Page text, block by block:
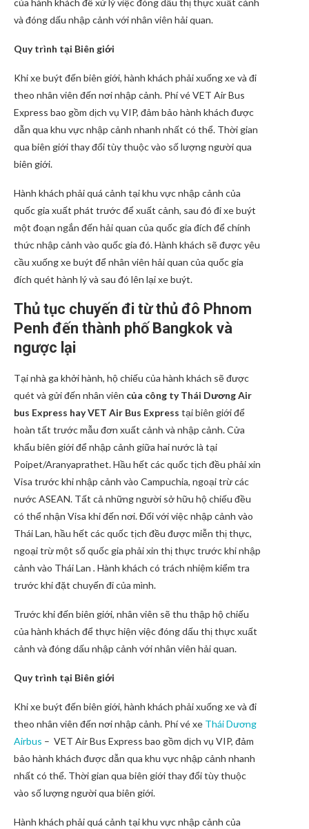
của hành khách để xử lý việc đóng dấu thị thực xuất cảnh
và đóng dấu nhập cảnh với nhân viên hải quan.
Quy trình tại Biên giới
Khi xe buýt đến biên giới, hành khách phải xuống xe và đi
theo nhân viên đến nơi nhập cảnh. Phí vé VET Air Bus
Express bao gồm dịch vụ VIP, đảm bảo hành khách được
dẫn qua khu vực nhập cảnh nhanh nhất có thể. Thời gian
qua biên giới thay đổi tùy thuộc vào số lượng người qua
biên giới.
Hành khách phải quá cảnh tại khu vực nhập cảnh của
quốc gia xuất phát trước để xuất cảnh, sau đó đi xe buýt
một đoạn ngắn đến hải quan của quốc gia đích để chính
thức nhập cảnh vào quốc gia đó. Hành khách sẽ được yêu
cầu xuống xe buýt để nhân viên hải quan của quốc gia
đích quét hành lý và sau đó lên lại xe buýt.
Thủ tục chuyến đi từ thủ đô Phnom
Penh đến thành phố Bangkok và
ngược lại
Tại nhà ga khởi hành, hộ chiếu của hành khách sẽ được
quét và gửi đến nhân viên của công ty Thái Dương Air
bus Express hay VET Air Bus Express tại biên giới để
hoàn tất trước mẫu đơn xuất cảnh và nhập cảnh. Cửa
khẩu biên giới để nhập cảnh giữa hai nước là tại
Poipet/Aranyaprathet. Hầu hết các quốc tịch đều phải xin
Visa trước khi nhập cảnh vào Campuchia, ngoại trừ các
nước ASEAN. Tất cả những người sở hữu hộ chiếu đều
có thể nhận Visa khi đến nơi. Đối với việc nhập cảnh vào
Thái Lan, hầu hết các quốc tịch đều được miễn thị thực,
ngoại trừ một số quốc gia phải xin thị thực trước khi nhập
cảnh vào Thái Lan . Hành khách có trách nhiệm kiểm tra
trước khi đặt chuyến đi của mình.
Trước khi đến biên giới, nhân viên sẽ thu thập hộ chiếu
của hành khách để thực hiện việc đóng dấu thị thực xuất
cảnh và đóng dấu nhập cảnh với nhân viên hải quan.
Quy trình tại Biên giới
Khi xe buýt đến biên giới, hành khách phải xuống xe và đi
theo nhân viên đến nơi nhập cảnh. Phí vé xe Thái Dương
Airbus – VET Air Bus Express bao gồm dịch vụ VIP, đảm
bảo hành khách được dẫn qua khu vực nhập cảnh nhanh
nhất có thể. Thời gian qua biên giới thay đổi tùy thuộc
vào số lượng người qua biên giới.
Hành khách phải quá cảnh tại khu vực nhập cảnh của